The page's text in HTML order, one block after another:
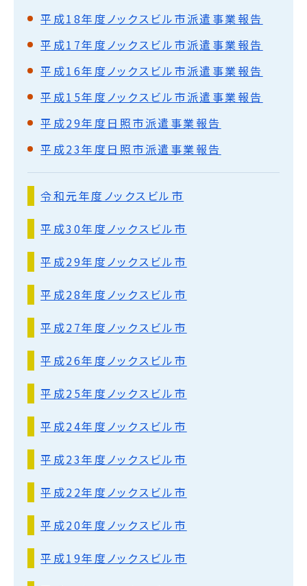
平成18年度ノックスビル市派遣事業報告
平成17年度ノックスビル市派遣事業報告
平成16年度ノックスビル市派遣事業報告
平成15年度ノックスビル市派遣事業報告
平成29年度日照市派遣事業報告
平成23年度日照市派遣事業報告
令和元年度ノックスビル市
平成30年度ノックスビル市
平成29年度ノックスビル市
平成28年度ノックスビル市
平成27年度ノックスビル市
平成26年度ノックスビル市
平成25年度ノックスビル市
平成24年度ノックスビル市
平成23年度ノックスビル市
平成22年度ノックスビル市
平成20年度ノックスビル市
平成19年度ノックスビル市